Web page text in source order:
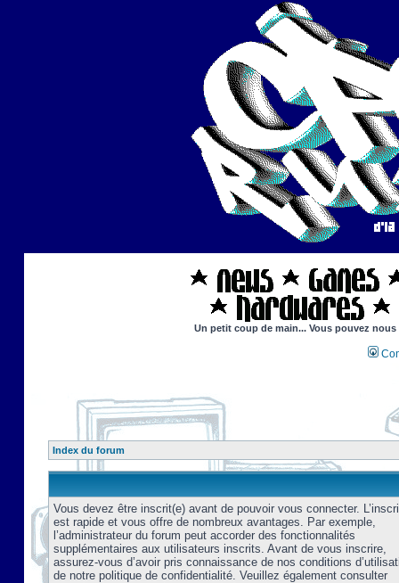
Un petit coup de main... Vous pouvez
Index du forum
Vous devez être inscrit(e) avant de pouvoir vous connecter.
est rapide et vous offre de nombreux avantages. Par exemple,
l’administrateur du forum peut accorder des fonctionnalités
supplémentaires aux utilisateurs inscrits. Avant de vous inscrire,
assurez-vous d’avoir pris connaissance de nos conditions
de notre politique de confidentialité. Veuillez également consulter